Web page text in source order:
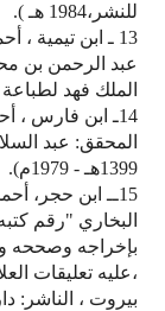
للنشر،1984 هـ ).
13 ـ ابن تيمية
عبد الرحمن بن
الملك فهد لطباعة
14ـ ابن فارس
المحقق: عبد
1399هـ - 1979م).
15ــ ابن حجر،
البخاري "رقم
بإخراجه وصححه
،عليه تعليقات
بيروت ، الناشر: دار